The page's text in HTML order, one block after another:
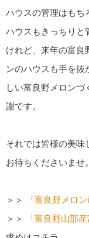
ハウスの管理はもち
ハウスもきっちりと
けれど、来年の富良
ンのハウスも手を
しい富良野メロン
謝です。
それでは皆様の美味
お待ちくださいませ。
＞＞ 「富良野メロン
＞＞
「富良野山部